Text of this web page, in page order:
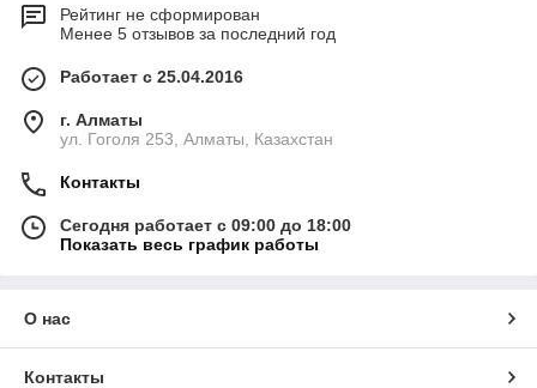
Рейтинг не сформирован
Менее 5 отзывов за последний год
Работает с 25.04.2016
г. Алматы
ул. Гоголя 253, Алматы, Казахстан
Контакты
Сегодня работает с 09:00 до 18:00
Показать весь график работы
О нас
Контакты